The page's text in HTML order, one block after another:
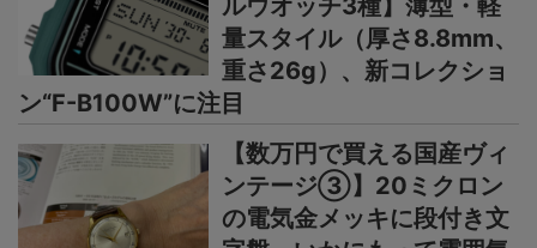
量スタイル（厚さ8.8mm、
重さ26g）、新コレクショ
ン“F-B100W”に注目
【数万円で買える国産ヴィ
ンテージ③】20ミクロン
の電気金メッキに段付き文